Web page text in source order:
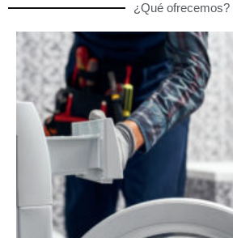
¿Qué ofrecemos?